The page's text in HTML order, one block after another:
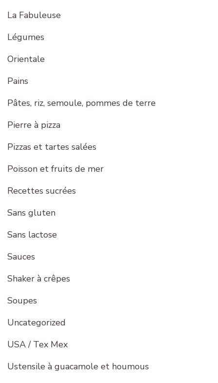
La Fabuleuse
Légumes
Orientale
Pains
Pâtes, riz, semoule, pommes de terre
Pierre à pizza
Pizzas et tartes salées
Poisson et fruits de mer
Recettes sucrées
Sans gluten
Sans lactose
Sauces
Shaker à crêpes
Soupes
Uncategorized
USA / Tex Mex
Ustensile à guacamole et houmous